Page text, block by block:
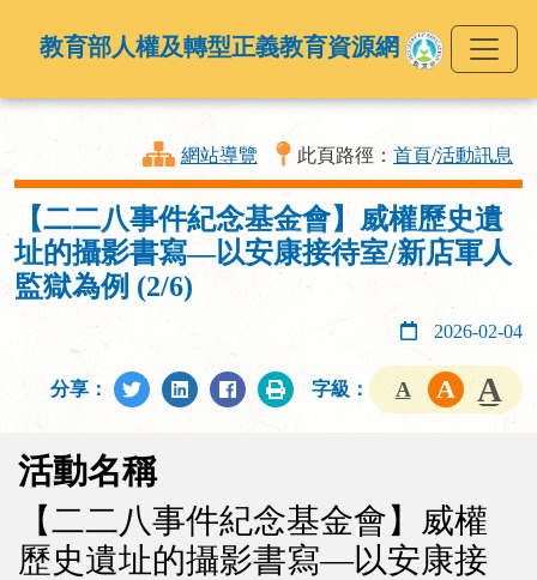
教育部人權及轉型正義教育資源網
網站導覽 此頁路徑： 首頁/活動訊息
【二二八事件紀念基金會】威權歷史遺
址的攝影書寫—以安康接待室/新店軍人
監獄為例 (2/6)
2026-02-04
分享： 字級：
活動名稱
【二二八事件紀念基金會】威權
歷史遺址的攝影書寫—以安康接